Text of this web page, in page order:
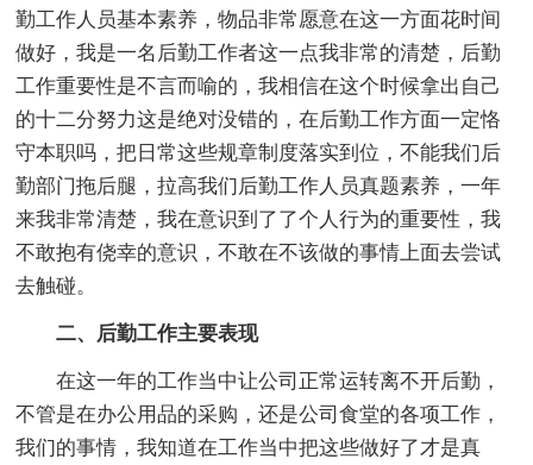
勤工作人员基本素养，物品非常愿意在这一方面花时间
做好，我是一名后勤工作者这一点我非常的清楚，后勤
工作重要性是不言而喻的，我相信在这个时候拿出自己
的十二分努力这是绝对没错的，在后勤工作方面一定恪
守本职吗，把日常这些规章制度落实到位，不能我们后
勤部门拖后腿，拉高我们后勤工作人员真题素养，一年
来我非常清楚，我在意识到了了个人行为的重要性，我
不敢抱有侥幸的意识，不敢在不该做的事情上面去尝试
去触碰。
二、后勤工作主要表现
在这一年的工作当中让公司正常运转离不开后勤，
不管是在办公用品的采购，还是公司食堂的各项工作，
我们的事情，我知道在工作当中把这些做好了才是真